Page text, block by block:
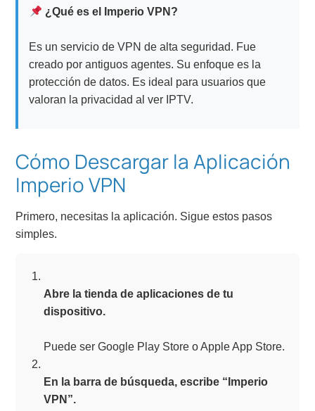
¿Qué es el Imperio VPN?
Es un servicio de VPN de alta seguridad. Fue
creado por antiguos agentes. Su enfoque es la
protección de datos. Es ideal para usuarios que
valoran la privacidad al ver IPTV.
Cómo Descargar la Aplicación
Imperio VPN
Primero, necesitas la aplicación. Sigue estos pasos
simples.
Abre la tienda de aplicaciones de tu
dispositivo.
Puede ser Google Play Store o Apple App Store.
En la barra de búsqueda, escribe “Imperio
VPN”.